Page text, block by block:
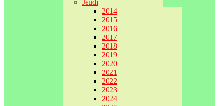
Jeudi
2014
2015
2016
2017
2018
2019
2020
2021
2022
2023
2024